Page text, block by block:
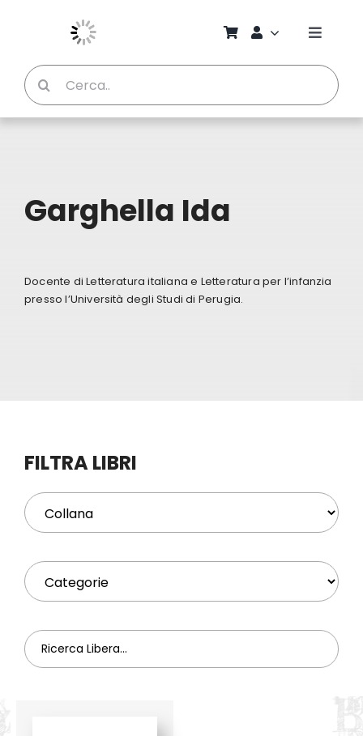
Toggle
Chi
Profilo
Cerca
per:
Garghella Ida
Docente di Letteratura italiana e Letteratura per l’infanzia
presso l’Università degli Studi di Perugia.
FILTRA LIBRI